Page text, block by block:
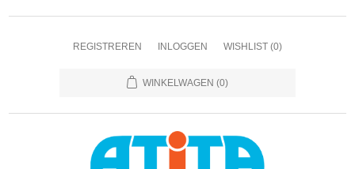
REGISTREREN INLOGGEN WISHLIST (0)
WINKELWAGEN (0)